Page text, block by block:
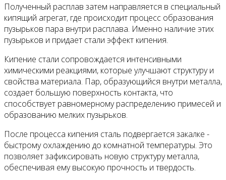
Полученный расплав затем направляется в специальный
кипящий агрегат, где происходит процесс образования
пузырьков пара внутри расплава. Именно наличие этих
пузырьков и придает стали эффект кипения.
Кипение стали сопровождается интенсивными
химическими реакциями, которые улучшают структуру и
свойства материала. Пар, образующийся внутри металла,
создает большую поверхность контакта, что
способствует равномерному распределению примесей и
образованию мелких пузырьков.
После процесса кипения сталь подвергается закалке -
быстрому охлаждению до комнатной температуры. Это
позволяет зафиксировать новую структуру металла,
обеспечивая ему высокую прочность и твердость.